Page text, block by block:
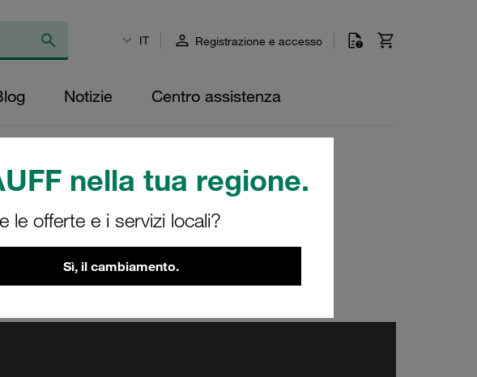
nella tua regione.
offerte e i servizi locali?
Sì, il cambiamento.
IT Registrazione e accesso
Notizie Centro assistenza